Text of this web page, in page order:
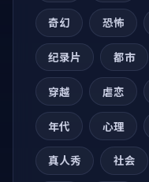
奇幻 恐怖
纪录片 都市
穿越 虐恋
年代 心理
真人秀 社会